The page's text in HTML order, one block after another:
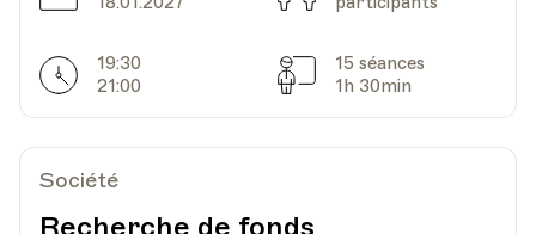
Horarires
19:30
21:00
Séances
15 séances
1h 30min
Société
Recherche de fonds